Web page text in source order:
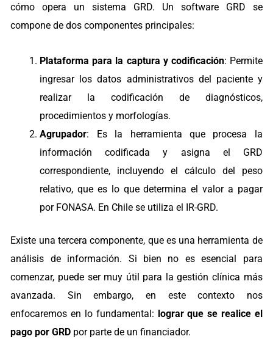
cómo opera un sistema GRD. Un software GRD se
compone de dos componentes principales:
Plataforma para la captura y codificación: Permite
ingresar los datos administrativos del paciente y
realizar la codificación de diagnósticos,
procedimientos y morfologías.
Agrupador: Es la herramienta que procesa la
información codificada y asigna el GRD
correspondiente, incluyendo el cálculo del peso
relativo, que es lo que determina el valor a pagar
por FONASA. En Chile se utiliza el IR-GRD.
Existe una tercera componente, que es una herramienta de
análisis de información. Si bien no es esencial para
comenzar, puede ser muy útil para la gestión clínica más
avanzada. Sin embargo, en este contexto nos
enfocaremos en lo fundamental: lograr que se realice el
pago por GRD por parte de un financiador.